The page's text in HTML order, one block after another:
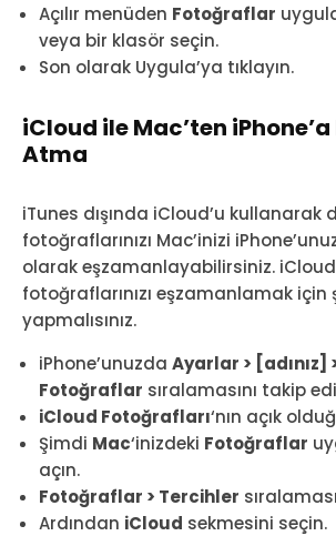
Açılır menüden Fotoğraflar
veya bir klasör seçin.
Son olarak Uygula’ya tıklayın.
iCloud ile Mac’ten
Atma
iTunes dışında iCloud’u kullanarak
fotoğraflarınızı Mac’inizi
olarak eşzamanlayabilirsiniz.
fotoğraflarınızı eşzamanlamak için
yapmalısınız.
iPhone’unuzda Ayarlar > [adınız]
Fotoğraflar sıralamasını takip
iCloud Fotoğrafları‘nın açık
Şimdi Mac‘inizdeki Fotoğraflar
açın.
Fotoğraflar > Tercihler
Ardından iCloud sekmesini seçin.